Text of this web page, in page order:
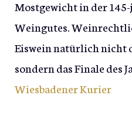
Mostgewicht in der
Weingutes.
Eiswein natürlich nicht
sondern das Finale des
Wiesbadener Kurier